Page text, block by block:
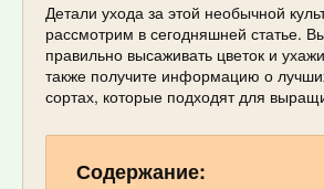
Детали ухода за этой необычной
рассмотрим в сегодняшней статье.
правильно высаживать цветок и
также получите информацию о
сортах, которые подходят для
Содержание: